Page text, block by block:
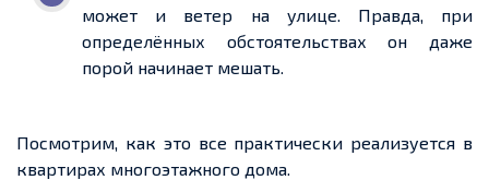
может и ветер на улице. Правда, при
определённых обстоятельствах он даже
порой начинает мешать.
Посмотрим, как это все практически реализуется в
квартирах многоэтажного дома.